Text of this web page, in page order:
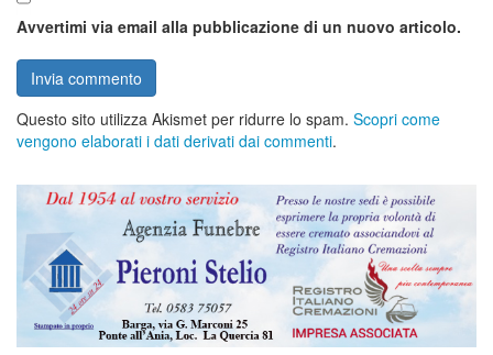
Avvertimi via email alla pubblicazione di un nuovo articolo.
Questo sito utilizza Akismet per ridurre lo spam. Scopri come
vengono elaborati i dati derivati dai commenti.